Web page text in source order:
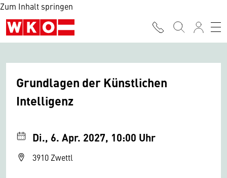
Zum Inhalt springen
Grundlagen der Künstlichen
Intelligenz
Di., 6. Apr. 2027, 10:00 Uhr
3910 Zwettl